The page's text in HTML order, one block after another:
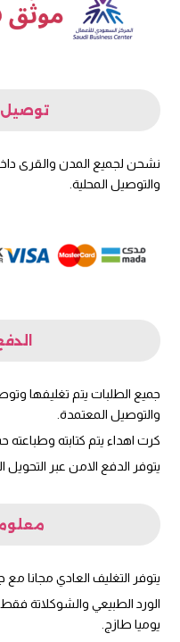
نشحن لجميع المدن والقرى
والتوصيل المحلية.
جميع الطلبات يتم تغليفها
والتوصيل المعتمدة.
كرت اهداء يتم كتابته
يتوفر الدفع الامن عبر التحويل
يتوفر التغليف العادي مجانا مع
الورد الطبيعي والشوكلاتة
يوميا طازج.